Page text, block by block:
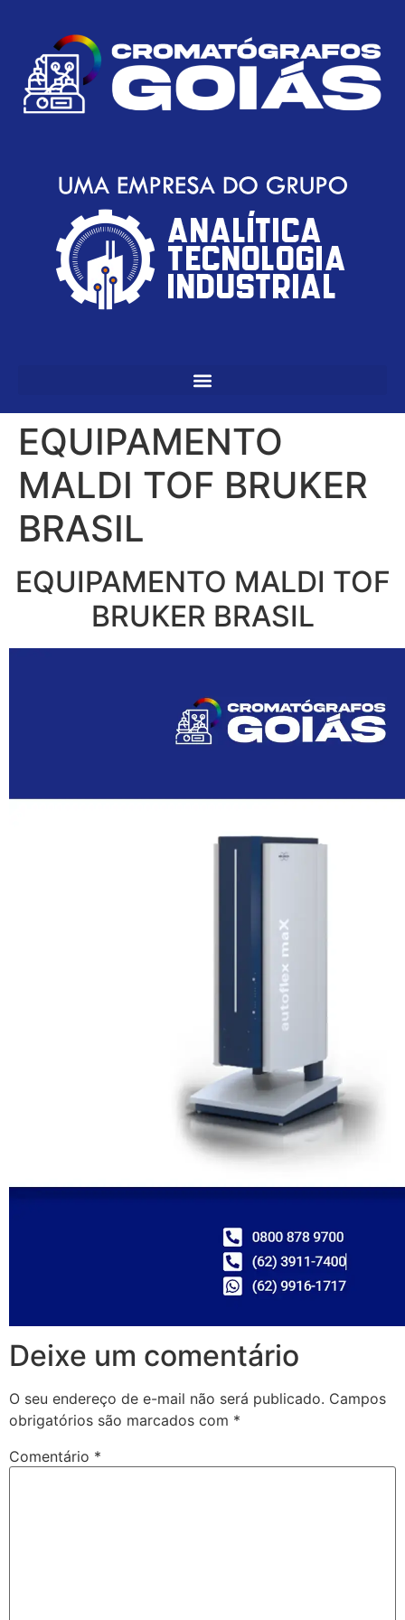
EQUIPAMENTO
MALDI TOF BRUKER
BRASIL
EQUIPAMENTO MALDI TOF
BRUKER BRASIL
Deixe um comentário
O seu endereço de e-mail não será publicado. Campos
obrigatórios são marcados com *
Comentário *